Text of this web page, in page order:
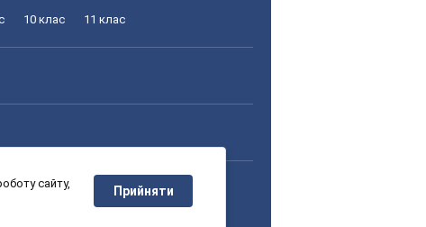
10 клас 11 клас
10 клас 11 клас
сайту,
Прийняти